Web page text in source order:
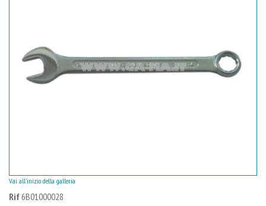
Rif6B01000028
Vai all'inizio della galleria